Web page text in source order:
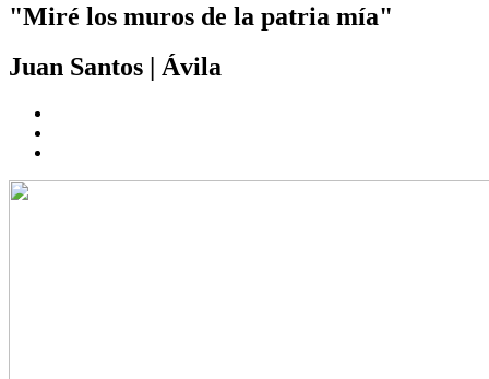
"Miré los muros de la patria mía"
Juan Santos
Ávila